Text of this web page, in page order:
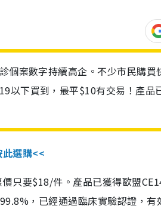
案數字持續高企。不少市民購
以下買到，最平$10有交易！產品
此選購<<
只要$18/件。產品已獲得歐盟
，已經通過臨床實驗認證，